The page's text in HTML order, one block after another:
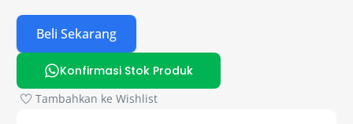
Beli Sekarang
Konfirmasi Stok Produk
Tambahkan ke Wishlist